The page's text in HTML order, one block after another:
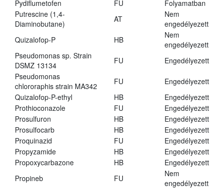
Pydiflumetofen
FU
Folyamatban
Putrescine (1,4-
Diaminobutane)
AT
Nem
engedélyezett
Quizalofop-P
HB
Nem
engedélyezett
Pseudomonas sp. Strain
DSMZ 13134
FU
Engedélyezett
Pseudomonas
chlororaphis strain MA342
FU
Engedélyezett
Quizalofop-P-ethyl
HB
Engedélyezett
Prothioconazole
FU
Engedélyezett
Prosulfuron
HB
Engedélyezett
Prosulfocarb
HB
Engedélyezett
Proquinazid
FU
Engedélyezett
Propyzamide
HB
Engedélyezett
Propoxycarbazone
HB
Engedélyezett
Propineb
FU
Nem
engedélyezett